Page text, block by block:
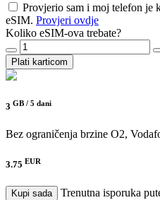
Provjerio sam i moj telefon je
eSIM. Provjeri ovdje
Koliko eSIM-ova trebate?
Plati karticom
3 GB / 5 dani
Bez ograničenja brzine O2,
3.75 EUR
Kupi sada
Trenutna isporuka